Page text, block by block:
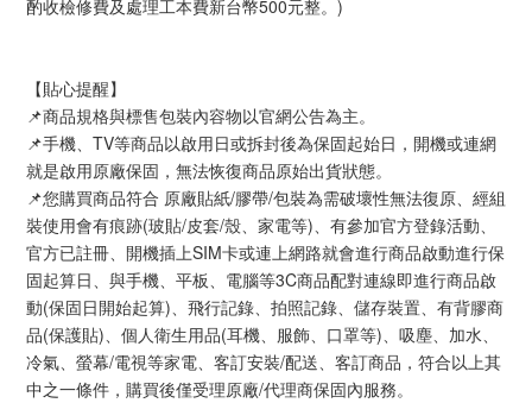
酌收檢修費及處理工本費新台幣500元整。)
【貼心提醒】
📌商品規格與標售包裝內容物以官網公告為主。
📌手機、TV等商品以啟用日或拆封後為保固起始日，開機或連網
就是啟用原廠保固，無法恢復商品原始出貨狀態。
📌您購買商品符合 原廠貼紙/膠帶/包裝為需破壞性無法復原、經組
裝使用會有痕跡(玻貼/皮套/殼、家電等)、有參加官方登錄活動、
官方已註冊、開機插上SIM卡或連上網路就會進行商品啟動進行保
固起算日、與手機、平板、電腦等3C商品配對連線即進行商品啟
動(保固日開始起算)、飛行記錄、拍照記錄、儲存裝置、有背膠商
品(保護貼)、個人衛生用品(耳機、服飾、口罩等)、吸塵、加水、
冷氣、螢幕/電視等家電、客訂安裝/配送、客訂商品，符合以上其
中之一條件，購買後僅受理原廠/代理商保固內服務。